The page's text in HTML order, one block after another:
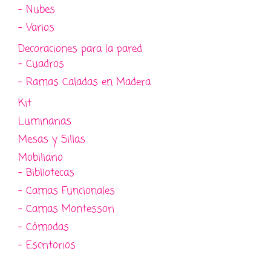
- Nubes
- Varios
Decoraciones para la pared
- Cuadros
- Ramas Caladas en Madera
Kit
Luminarias
Mesas y Sillas
Mobiliario
- Bibliotecas
- Camas Funcionales
- Camas Montessori
- Cómodas
- Escritorios